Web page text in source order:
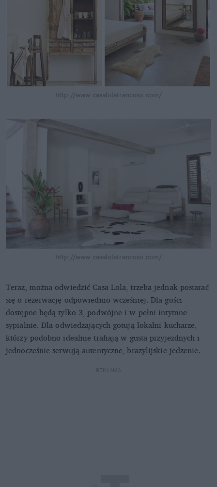
http://www.casalolatrancoso.com/
http://www.casalolatrancoso.com/
Teraz, można odwiedzić Casa Lola, trzeba jednak postarać
się o rezerwację odpowiednio wcześniej. Dla gości
dostępne będą tylko 3, podwójne i w pełni intymne
sypialnie. Dla odwiedzających gotują lokalni kucharze,
którzy podobno idealnie trafiają w gusta przyjezdnych i
jednocześnie serwują autentyczne, brazylijskie jedzenie.
REKLAMA